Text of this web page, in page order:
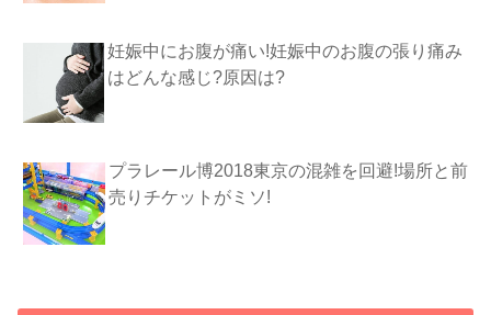
妊娠中にお腹が痛い!妊娠中のお腹の張り痛み
はどんな感じ?原因は?
プラレール博2018東京の混雑を回避!場所と前
売りチケットがミソ!